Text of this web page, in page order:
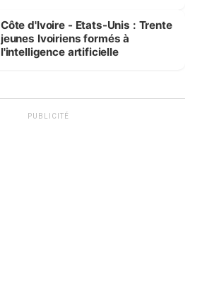
Côte d'Ivoire - Etats-Unis : Trente
jeunes Ivoiriens formés à
l'intelligence artificielle
PUBLICITÉ